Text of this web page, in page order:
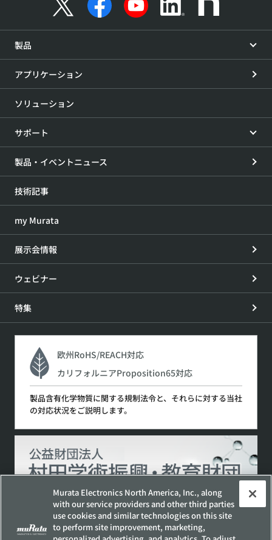
製品
アプリケーション
ソリューション
サポート
製品・イベントニュース
技術記事
my Murata
展示会情報
ウェビナー
特集
欧州RoHS/REACH対応
カリフォルニアProposition65対応
製品含有化学物質に関する規制法令と、それらに対する当社
の対応状況をご説明します。
サイトポリシー ソーシャルメディアポリシー
Murata Electronics North America, Inc., along
with our service providers and other third parties
use cookies and similar technologies on this site
to perform site improvement, marketing,